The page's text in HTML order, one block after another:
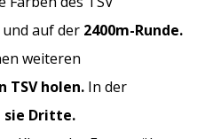
und auf der 2400m-Runde.
weiteren
holen. In der
sie Dritte.